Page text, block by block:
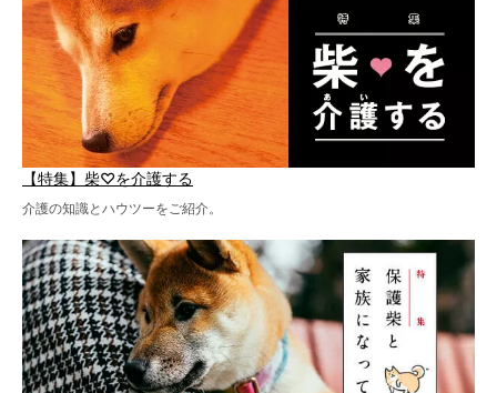
【特集】柴♡を介護する
介護の知識とハウツーをご紹介。